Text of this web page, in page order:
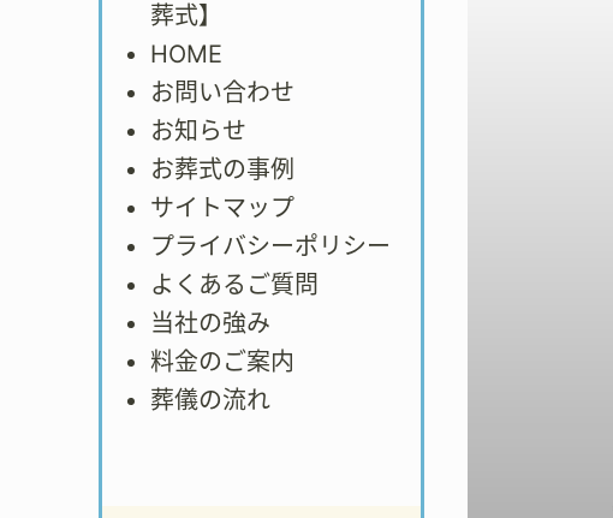
葬式】
HOME
お問い合わせ
お知らせ
お葬式の事例
サイトマップ
プライバシーポリシー
よくあるご質問
当社の強み
料金のご案内
葬儀の流れ